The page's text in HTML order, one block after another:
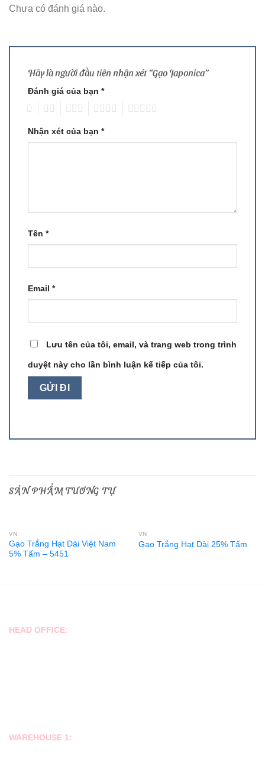
Chưa có đánh giá nào.
Hãy là người đầu tiên nhận xét “Gạo Japonica”
Đánh giá của bạn *
Nhận xét của bạn *
Tên *
Email *
Lưu tên của tôi, email, và trang web trong trình
duyệt này cho lần bình luận kế tiếp của tôi.
SẢN PHẨM TƯƠNG TỰ
VN
Gạo Trắng Hạt Dài Việt Nam
5% Tấm – 5451
VN
Gạo Trắng Hạt Dài 25% Tấm
HEAD OFFICE:
WAREHOUSE 1: